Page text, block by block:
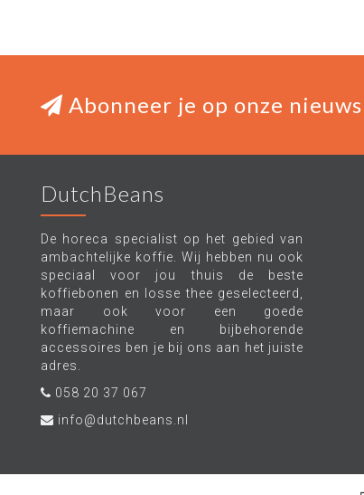
Abonneer je op onze
DutchBeans
De horeca specialist op het gebied van
ambachtelijke koffie. Wij hebben nu ook
speciaal voor jou thuis de beste
koffiebonen en losse thee geselecteerd,
maar ook voor een goede
koffiemachine en bijbehorende
accessoires ben je bij ons aan het juiste
adres.
058 20 37 067
info@dutchbeans.nl